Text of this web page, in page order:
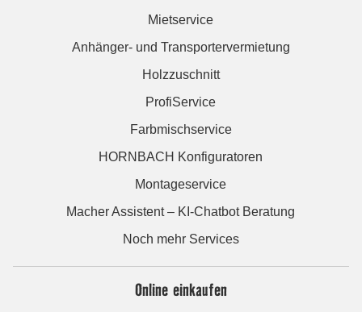
Mietservice
Anhänger- und Transportervermietung
Holzzuschnitt
ProfiService
Farbmischservice
HORNBACH Konfiguratoren
Montageservice
Macher Assistent – KI-Chatbot Beratung
Noch mehr Services
Online einkaufen